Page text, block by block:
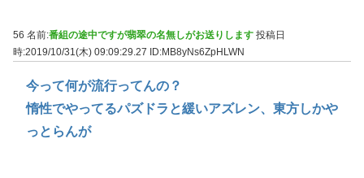
56 名前:番組の途中ですが翡翠の名無しがお送りします 投稿日
時:2019/10/31(木) 09:09:29.27
ID:MB8yNs6ZpHLWN
今って何が流行ってんの？
惰性でやってるパズドラと緩いアズレン、東方しかや
っとらんが